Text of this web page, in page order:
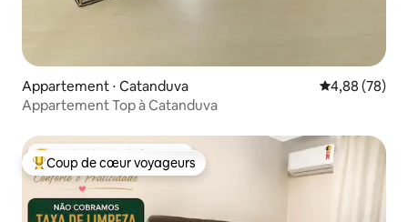
Appartement ⋅ Catanduva Évaluation
4,88 (78)
Appartement Top à Catanduva
Coups de cœur voyageurs les plus appréciés
Coup de cœur voyageurs